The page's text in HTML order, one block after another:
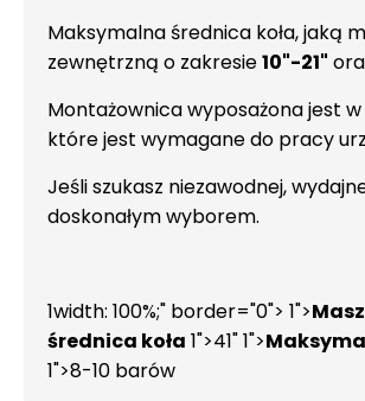
Maksymalna średnica koła, jaką
zewnętrzną o zakresie10"-21"
Montażownica wyposażona jest w
które jest wymagane do pracy
Jeśli szukasz niezawodnej,
doskonałym wyborem.
1width: 100%;" border="0"> 1">
średnica koła 1">41" 1">
1">8-10 barów